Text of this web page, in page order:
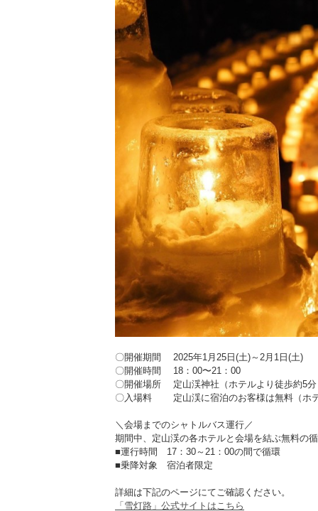
〇開催期間 2025年1月25日(土)～2月1日(土)
〇開催時間 18：00〜21：00
〇開催場所 定山渓神社（ホテルより徒歩約5分
〇入場料 定山渓に宿泊のお客様は無料（ホ
＼会場までのシャトルバス運行／
期間中、定山渓の各ホテルと会場を結ぶ無料の
■運行時間 17：30～21：00の間で循環
■乗降対象 宿泊者限定
詳細は下記のページにてご確認ください。
「雪灯路」公式サイトはこちら